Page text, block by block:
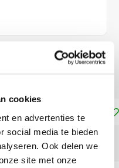
cookies
en advertenties te
social media te bieden
Ook delen we
site met onze
winkelwagen